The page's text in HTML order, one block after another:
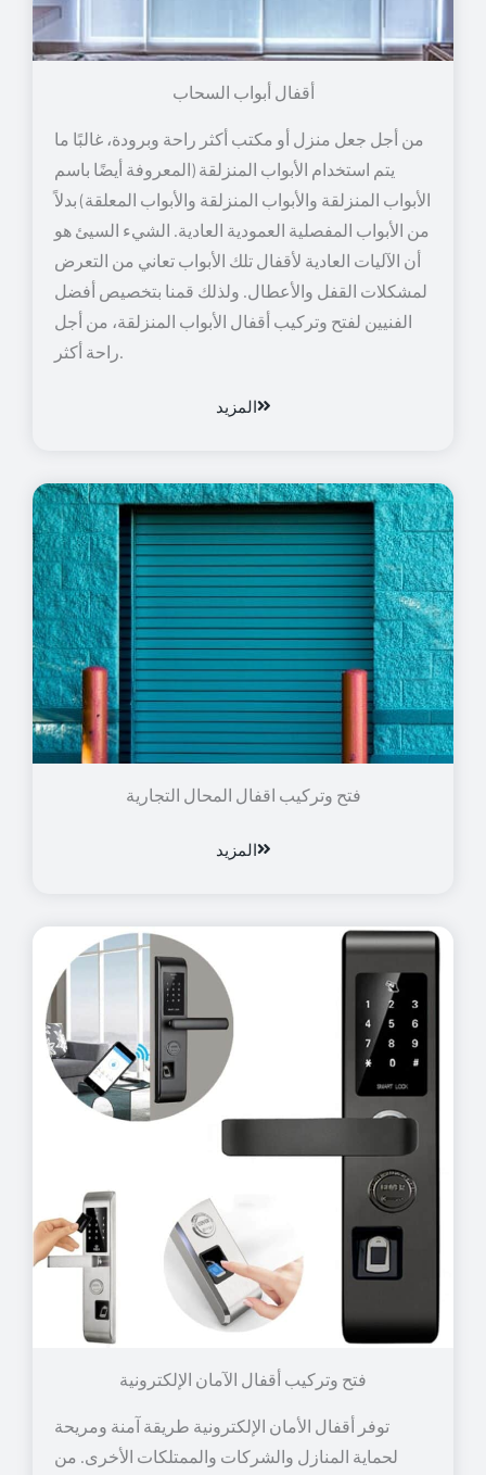
أقفال أبواب السحاب
من أجل جعل منزل أو مكتب أكثر راحة وبرودة، غالبًا ما
يتم استخدام الأبواب المنزلقة (المعروفة أيضًا باسم
الأبواب المنزلقة والأبواب المنزلقة والأبواب المعلقة) بدلاً
من الأبواب المفصلية العمودية العادية. الشيء السيئ هو
أن الآليات العادية لأقفال تلك الأبواب تعاني من التعرض
لمشكلات القفل والأعطال. ولذلك قمنا بتخصيص أفضل
الفنيين لفتح وتركيب أقفال الأبواب المنزلقة، من أجل
راحة أكثر.
المزيد
فتح وتركيب اقفال المحال التجارية
المزيد
توفر أقفال الأمان الإلكترونية طريقة آمنة ومريحة
لحماية المنازل والشركات والممتلكات الأخرى. من